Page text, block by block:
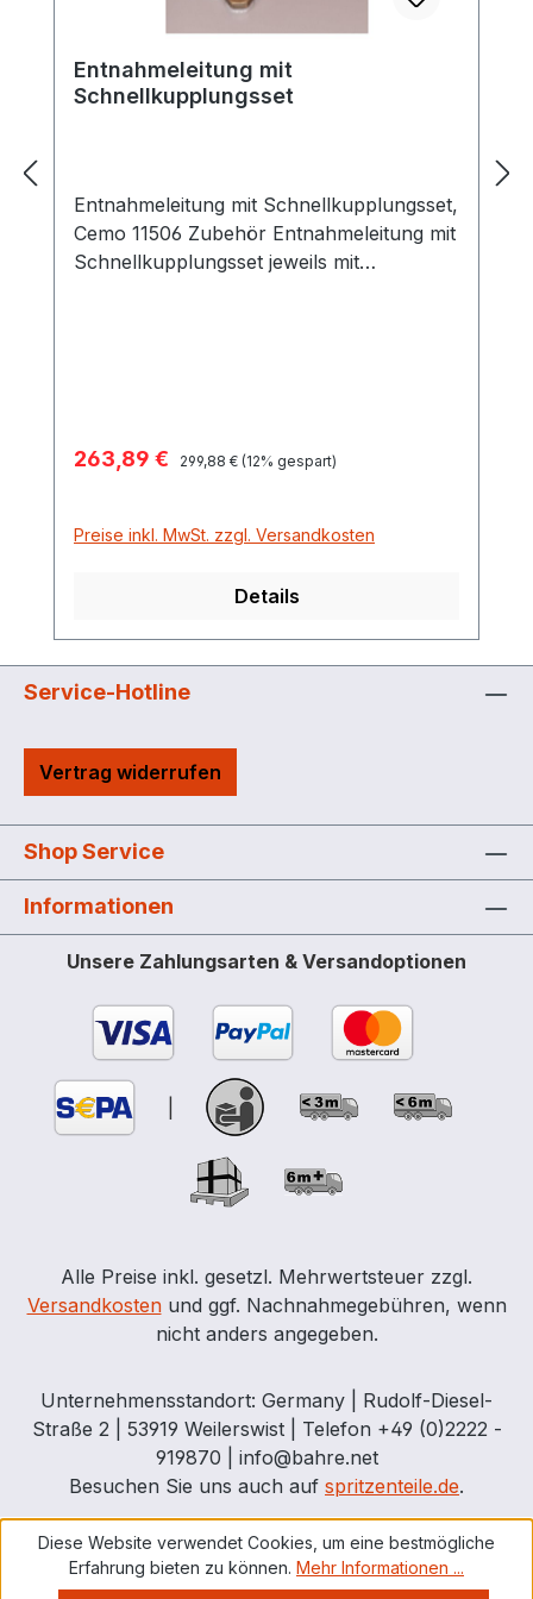
hybrid8 wurde auf 8 Jahre verlängert.
Entnahmeleitung mit
Schnellkupplungsset
Entnahmeleitung mit Schnellkupplungsset,
Cemo 11506 Zubehör Entnahmeleitung mit
Schnellkupplungsset jeweils mit
Verkaufspreis:
263,89 € Regulärer Preis:
299,88 € (12% gespart)
Preise inkl. MwSt. zzgl. Versandkosten
Details
Service-Hotline
Vertrag widerrufen
Shop Service
Informationen
Unsere Zahlungsarten & Versandoptionen
Alle Preise inkl. gesetzl. Mehrwertsteuer zzgl.
Versandkostenund ggf. Nachnahmegebühren, wenn
nicht anders angegeben.
Unternehmensstandort: Germany | Rudolf-Diesel-
Straße 2 | 53919 Weilerswist | Telefon +49 (0)2222 -
919870 | info@bahre.net
Besuchen Sie uns auch auf spritzenteile.de.
Diese Website verwendet Cookies, um eine bestmögliche
Erfahrung bieten zu können. Mehr Informationen ...